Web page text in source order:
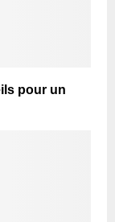
pour un